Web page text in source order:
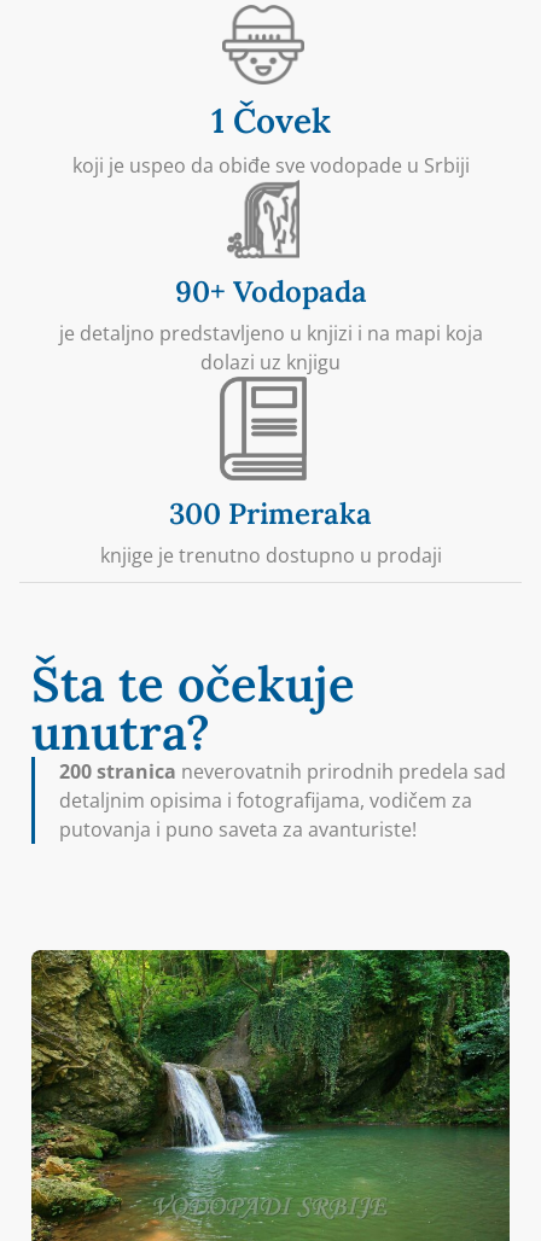
1 Čovek
koji je uspeo da obiđe sve vodopade u Srbiji
90+ Vodopada​
je detaljno predstavljeno u knjizi i na mapi koja
dolazi uz knjigu
300 Primeraka​
knjige je trenutno dostupno u prodaji
Šta te očekuje
unutra?
200 stranica neverovatnih prirodnih predela sad
detaljnim opisima i fotografijama, vodičem za
putovanja i puno saveta za avanturiste!